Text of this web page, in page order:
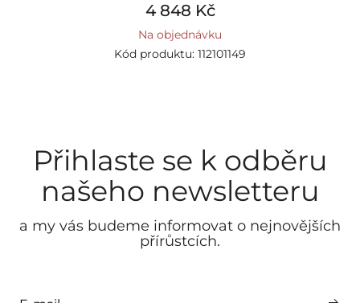
4 848 Kč
Na objednávku
Kód produktu: 112101149
Přihlaste se k odběru
našeho newsletteru
a my vás budeme informovat o nejnovějších
přírůstcích.